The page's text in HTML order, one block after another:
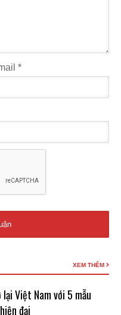
*
XEM THÊM
Việt Nam với 5 mẫu
đại